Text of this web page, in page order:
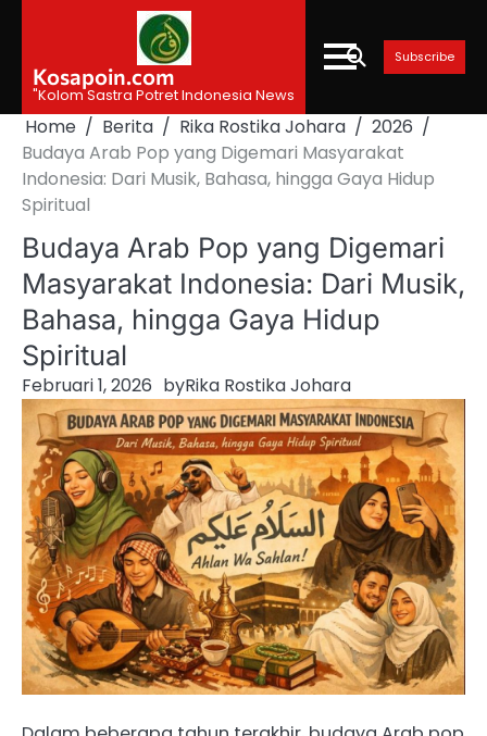
contentKosapoin.com
"Kolom Sastra Potret Indonesia News
Subscribe
Home Berita Rika Rostika Johara
2026
Budaya Arab Pop yang Digemari Masyarakat
Indonesia: Dari Musik, Bahasa, hingga Gaya Hidup
Spiritual
Budaya Arab Pop yang Digemari
Masyarakat Indonesia: Dari Musik,
Bahasa, hingga Gaya Hidup
Spiritual
Februari 1, 2026 byRika Rostika Johara